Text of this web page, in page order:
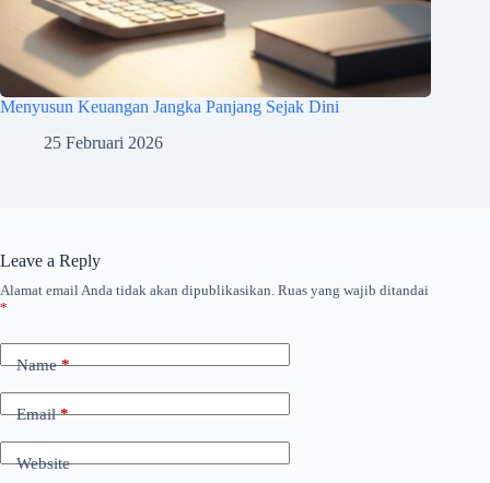
Menyusun Keuangan Jangka Panjang Sejak Dini
25 Februari 2026
Leave a Reply
Alamat email Anda tidak akan dipublikasikan. Ruas yang wajib ditandai
*
Name*
Email*
Website